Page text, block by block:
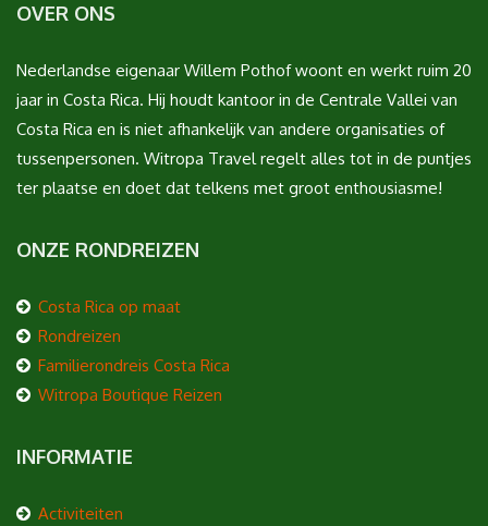
OVER ONS
Nederlandse eigenaar Willem Pothof woont en werkt ruim 20
jaar in Costa Rica. Hij houdt kantoor in de Centrale Vallei van
Costa Rica en is niet afhankelijk van andere organisaties of
tussenpersonen. Witropa Travel regelt alles tot in de puntjes
ter plaatse en doet dat telkens met groot enthousiasme!
ONZE RONDREIZEN
Costa Rica op maat
Rondreizen
Familierondreis Costa Rica
Witropa Boutique Reizen
INFORMATIE
Activiteiten